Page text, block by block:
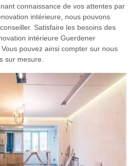
connaissance de vos attentes par
intérieure, nous pouvons
Satisfaire les besoins des
intérieure Guerdener
pouvez ainsi compter sur nous
sur mesure.